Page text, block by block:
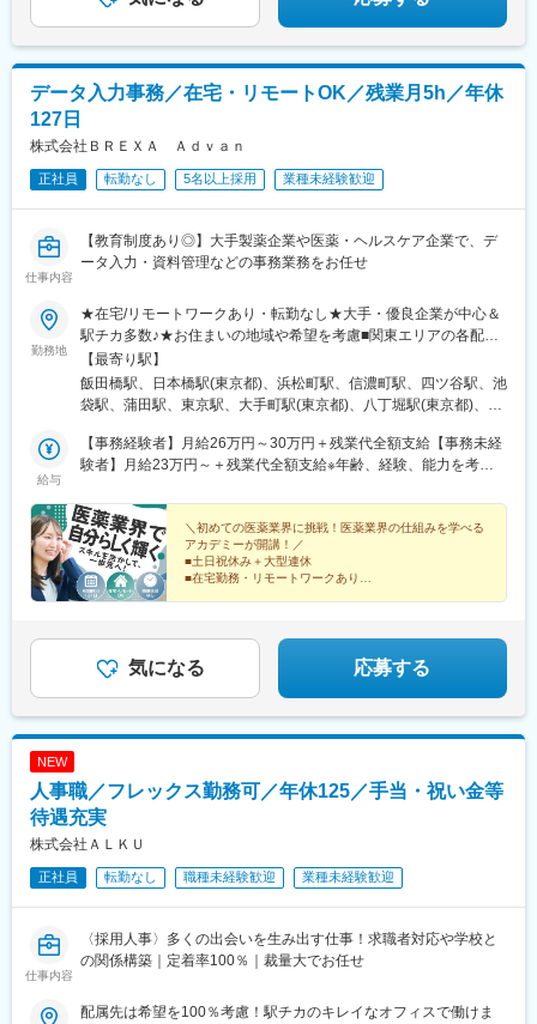
駅、高島町駅
データ入力事務／在宅・リモートOK／残業月5h／年休
127日
株式会社ＢＲＥＸＡ Ａｄｖａｎ
正社員 転勤なし 5名以上採用 業種未経験歓迎
仕事内容
【教育制度あり◎】大手製薬企業や医薬・ヘルスケア企業で、デ
ータ入力・資料管理などの事務業務をお任せ
勤務地
★在宅/リモートワークあり・転勤なし★大手・優良企業が中心＆
駅チカ多数♪★お住まいの地域や希望を考慮■関東エリアの各配属
先での勤務┗東京都内、埼玉県、神奈川県、千葉県◎転居を伴う
転勤はありません◎週数回の在宅案件あり⇒家庭の事情など、希
望を最大限に考慮します◎経験に応じてフルリモートも相談可--配
／豊島区／大田区など基本的に【最寄り駅から徒歩5～10分圏
内】の通いやすい駅チカオフィスがメインとなります！＜配属先
袋／蒲田 など※(変更の範囲)上記を除く当社関連勤務地※過去の配
属先は勤務地一覧に記載★配属先は業界トップクラス大手企業な
ど約300社の取引先あり！┗製薬メーカー、製薬関連企業、 化
粧品関連企業、大学病院内の臨床研究センターなど「毎日同じ事
務の仕事、嫌じゃないけど何となく不安」「好きなことを我慢せ
トも大切にしながら、キャリア形成が可能です！
【最寄り駅】
飯田橋駅、日本橋駅(東京都)、浜松町駅、信濃町駅、四ツ谷駅、池
袋駅、蒲田駅、東京駅、大手町駅(東京都)、八丁堀駅(東京都)、三
御成門駅、新宿駅、落合駅(東京都)、大塚駅前駅、千石駅、茗荷谷
駅、青砥駅、テレコムセンター駅、大森駅(東京都)、多摩川駅、五
川崎駅、横浜駅、あざみ野駅、青葉台駅、綱島駅、柏の葉キャン
パス駅、大門駅(東京都)、国立競技場駅、麹町駅、東池袋駅、京急
蒲田駅、茅場町駅、新日本橋駅、京橋駅(東京都)、泉岳寺駅、北品
川駅、新宿駅(東京メトロ)、中井駅、大塚駅(東京都)、東京国際ク
ルーズターミナル駅、大森海岸駅、大崎広小路駅、北与野駅、京
駅、蓮沼駅、二重橋前駅、高輪ゲートウェイ駅、内幸町駅、築地
市場駅、神谷町駅、新宿西口駅、東中野駅、向原駅(東京都)、高輪
給与
【事務経験者】月給26万円～30万円＋残業代全額支給【事務未経
験者】月給23万円～＋残業代全額支給※年齢、経験、能力を考慮
ません）。※試用期間3ヵ月（期間中の給与・待遇・雇用形態に差
異はありません）。＼初めての医薬業界に挑戦！医薬業界の仕組みを学べる
アカデミーが開講！／
■土日祝休み＋大型連休
■在宅勤務・リモートワークあり
気になる 応募する
NEW
人事職／フレックス勤務可／年休125／手当・祝い金等
待遇充実
株式会社ＡＬＫＵ
正社員 転勤なし 職種未経験歓迎 業種未経験歓迎
仕事内容
〈採用人事〉多くの出会いを生み出す仕事！求職者対応や学校と
の関係構築｜定着率100％｜裁量大でお任せ
配属先は希望を100％考慮！駅チカのキレイなオフィスで働けま